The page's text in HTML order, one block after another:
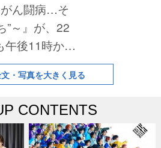
ん闘病…そ
”～』が、22
午後11時から
送される。
・写真を大きく見る
CONTENTS